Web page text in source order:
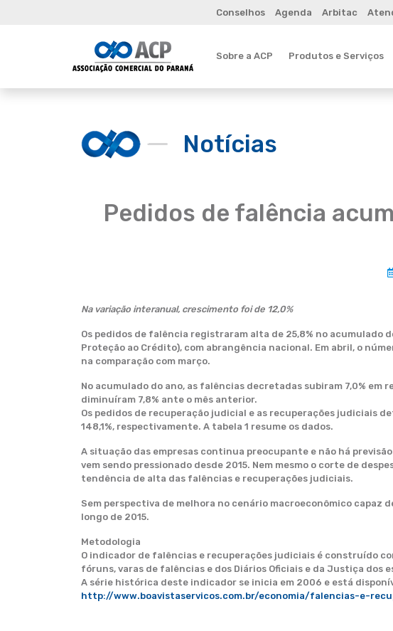
Conselhos Agenda Arbitac
Sobre a ACP Produtos e Serviços
Notícias
Pedidos de falência
Na variação interanual, crescimento foi de 12,0%
Os pedidos de falência registraram alta de 25,8% no acumulado
Proteção ao Crédito), com abrangência nacional. Em abril, o
na comparação com março.
No acumulado do ano, as falências decretadas subiram 7,0%
diminuíram 7,8% ante o mês anterior.
Os pedidos de recuperação judicial e as recuperações judiciais
148,1%, respectivamente. A tabela 1 resume os dados.
A situação das empresas continua preocupante e não há
vem sendo pressionado desde 2015. Nem mesmo o corte de
tendência de alta das falências e recuperações judiciais.
Sem perspectiva de melhora no cenário macroeconômico capaz
longo de 2015.
Metodologia
O indicador de falências e recuperações judiciais é construído
fóruns, varas de falências e dos Diários Oficiais e da Justiça dos
A série histórica deste indicador se inicia em 2006 e está
http://www.boavistaservicos.com.br/economia/falencias-e-